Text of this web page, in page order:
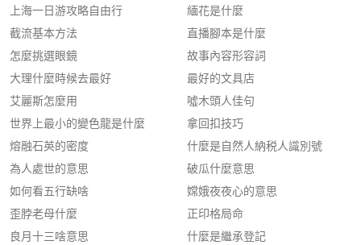
上海一日游攻略自由行
截流基本方法
怎麼挑選眼鏡
大理什麼時候去最好
艾麗斯怎麼用
世界上最小的變色龍是什麼
熔融石英的密度
為人處世的意思
如何看五行缺啥
歪脖老母什麼
良月十三啥意思
緬花是什麼
直播腳本是什麼
故事內容形容詞
最好的文具店
噓木頭人佳句
拿回扣技巧
什麼是自然人納税人識別號
破瓜什麼意思
嫦娥夜夜心的意思
正印格局命
什麼是繼承登記